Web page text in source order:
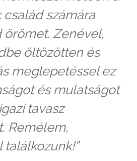
család számára
örömet. Zenével,
öltözötten és
meglepetéssel ez
és mulatságot
tavasz
Remélem,